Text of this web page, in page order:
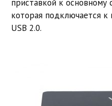
приставкой к основному
которая подключается
USB 2.0.